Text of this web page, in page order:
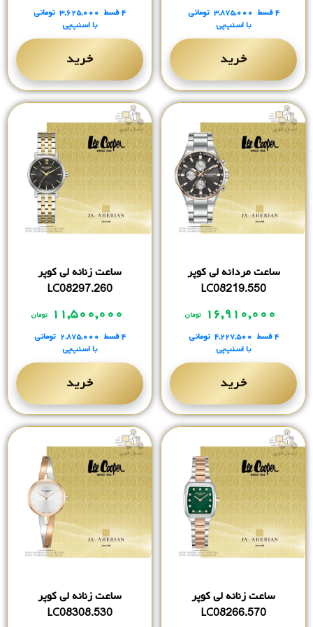
۴ قسط ۳,۸۷۵,۰۰۰ تومانی
با اسنپ‌پی
خرید
۴ قسط ۳,۶۲۵,۰۰۰ تومانی
با اسنپ‌پی
خرید
ساعت مردانه لی کوپر
LC08219.550
۱۶,۹۱۰,۰۰۰ تومان
۴ قسط ۴,۲۲۷,۵۰۰ تومانی
با اسنپ‌پی
خرید
ساعت زنانه لی کوپر
LC08297.260
۱۱,۵۰۰,۰۰۰ تومان
۴ قسط ۲,۸۷۵,۰۰۰ تومانی
با اسنپ‌پی
خرید
ساعت زنانه لی کوپر
LC08266.570
ساعت زنانه لی کوپر
LC08308.530